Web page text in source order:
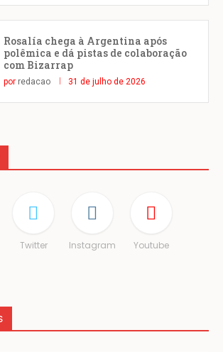
Rosalía chega à Argentina após
polêmica e dá pistas de colaboração
com Bizarrap
por redacao 31 de julho de 2026
Twitter Instagram Youtube